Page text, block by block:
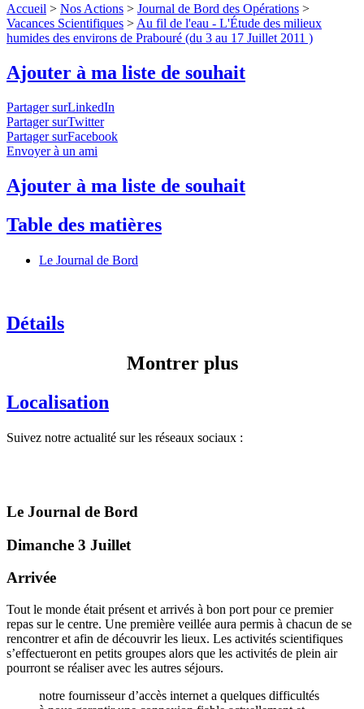
Accueil > Nos Actions > Journal de Bord des Opérations >
Vacances Scientifiques > Au fil de l'eau - L'Étude des milieux
humides des environs de Prabouré (du 3 au 17 Juillet 2011 )
Ajouter à ma liste de souhait
Partager surLinkedIn
Partager surTwitter
Partager surFacebook
Envoyer à un ami
Ajouter à ma liste de souhait
Table des matières
Le Journal de Bord
Détails
Montrer plus
Localisation
Suivez notre actualité sur les réseaux sociaux :
Le Journal de Bord
Dimanche 3 Juillet
Arrivée
Tout le monde était présent et arrivés à bon port pour ce premier
repas sur le centre. Une première veillée aura permis à chacun de se
rencontrer et afin de découvrir les lieux. Les activités scientifiques
s’effectueront en petits groupes alors que les activités de plein air
pourront se réaliser avec les autres séjours.
notre fournisseur d’accès internet a quelques difficultés